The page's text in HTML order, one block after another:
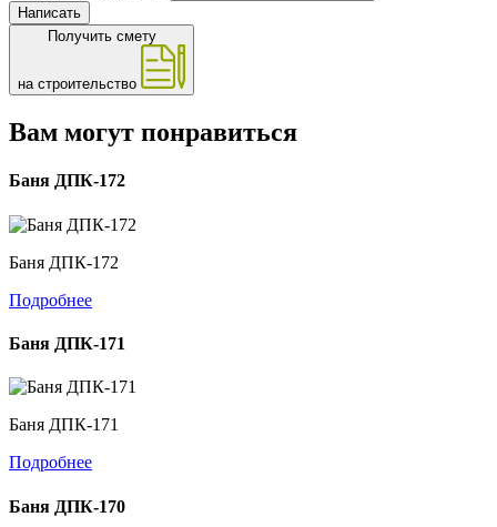
Написать
Получить смету
на строительство
Вам могут понравиться
Баня ДПК-172
Баня ДПК-172
Подробнее
Баня ДПК-171
Баня ДПК-171
Подробнее
Баня ДПК-170